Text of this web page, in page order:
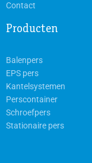
Contact
Producten
Balenpers
EPS pers
Kantelsystemen
Perscontainer
Schroefpers
Stationaire pers